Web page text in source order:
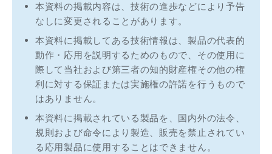
本資料の掲載内容は、技術の進歩などにより予告
なしに変更されることがあります。
本資料に掲載してある技術情報は、製品の代表的
動作・応用を説明するためのもので、その使用に
際して当社および第三者の知的財産権その他の権
利に対する保証または実施権の許諾を行うもので
はありません。
本資料に掲載されている製品を、国内外の法令、
規則および命令により製造、販売を禁止されてい
る応用製品に使用することはできません。